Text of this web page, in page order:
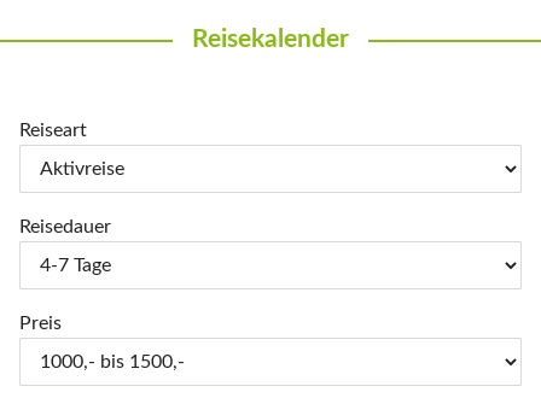
Reisekalender
Reiseart
Reisedauer
Preis